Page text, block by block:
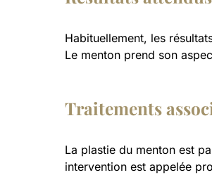
Habituellement, les
Le menton prend son
Traitements
La plastie du menton est
intervention est appelée